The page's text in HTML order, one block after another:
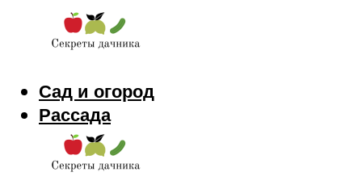
Сад и огород
Рассада
Цветы
Заготовки